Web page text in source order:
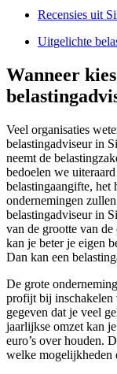
Recensies uit
Uitgelichte
Wanneer
Veel organisaties
belastingadviseur in
neemt de
bedoelen we
belastingaangifte, het
ondernemingen
belastingadviseur in
van de grootte van
kan je beter je eigen
Dan kan een
De grote
profijt bij inschakelen
gegeven dat je veel
jaarlijkse omzet kan
euro’s over houden.
welke mogelijkheden